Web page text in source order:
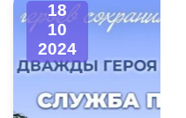
18
10
2024